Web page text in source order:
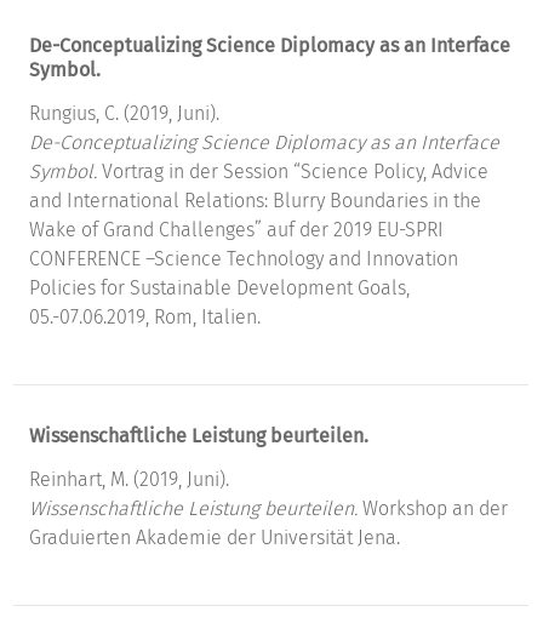
De-Conceptualizing Science Diplomacy as an Interface
Symbol.
Rungius, C. (2019, Juni).
De-Conceptualizing Science Diplomacy as an Interface
Symbol. Vortrag in der Session “Science Policy, Advice
and International Relations: Blurry Boundaries in the
Wake of Grand Challenges” auf der 2019 EU-SPRI
CONFERENCE –Science Technology and Innovation
Policies for Sustainable Development Goals,
05.-07.06.2019, Rom, Italien.
Wissenschaftliche Leistung beurteilen.
Reinhart, M. (2019, Juni).
Wissenschaftliche Leistung beurteilen. Workshop an der
Graduierten Akademie der Universität Jena.